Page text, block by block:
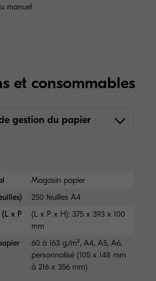
manuel
et consommables
gestion du papier
Magasin papier
250 feuilles A4
(L x P
(L x P x H): 375 x 393 x 100
mm
60 à 163 g/m², A4, A5, A6,
personnalisé (105 x 148 mm
à 216 x 356 mm)